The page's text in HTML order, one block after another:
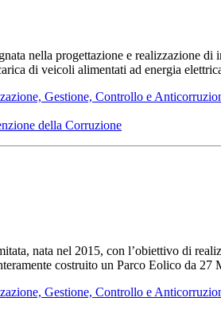
nella progettazione e realizzazione
di veicoli alimentati ad energia
Gestione, Controllo e
della Corruzione
nata nel 2015, con l’obiettivo di
costruito un Parco Eolico da
Gestione, Controllo e